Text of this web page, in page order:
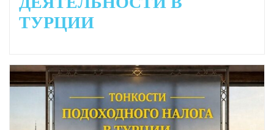
ТУРЦИИ